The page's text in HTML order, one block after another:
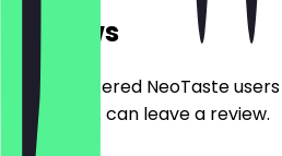
Reviews
Only registered NeoTaste
restaurant can leave a review.